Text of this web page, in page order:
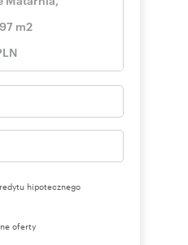
hipotecznego
oferty